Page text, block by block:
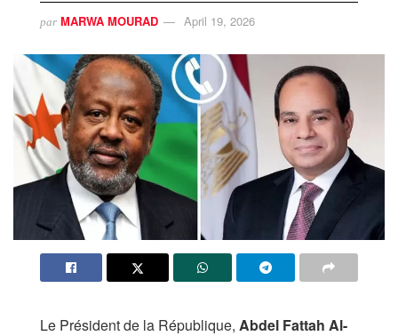
par MARWA MOURAD April 19, 2026
Le Président de la République, Abdel Fattah Al-